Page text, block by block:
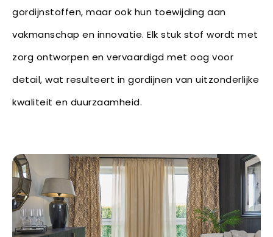
gordijnstoffen, maar ook hun toewijding aan
vakmanschap en innovatie. Elk stuk stof wordt met
zorg ontworpen en vervaardigd met oog voor
detail, wat resulteert in gordijnen van uitzonderlijke
kwaliteit en duurzaamheid.